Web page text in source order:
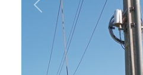
Previous